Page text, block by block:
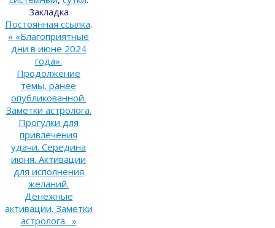
Закладка
Постоянная ссылка.
« «Благоприятные
дни в июне 2024
года».
Продолжение
темы, ранее
опубликованной.
Заметки астролога.
Прогулки для
привлечения
удачи. Середина
июня. Активации
для исполнения
желаний.
Денежные
активации. Заметки
астролога. »